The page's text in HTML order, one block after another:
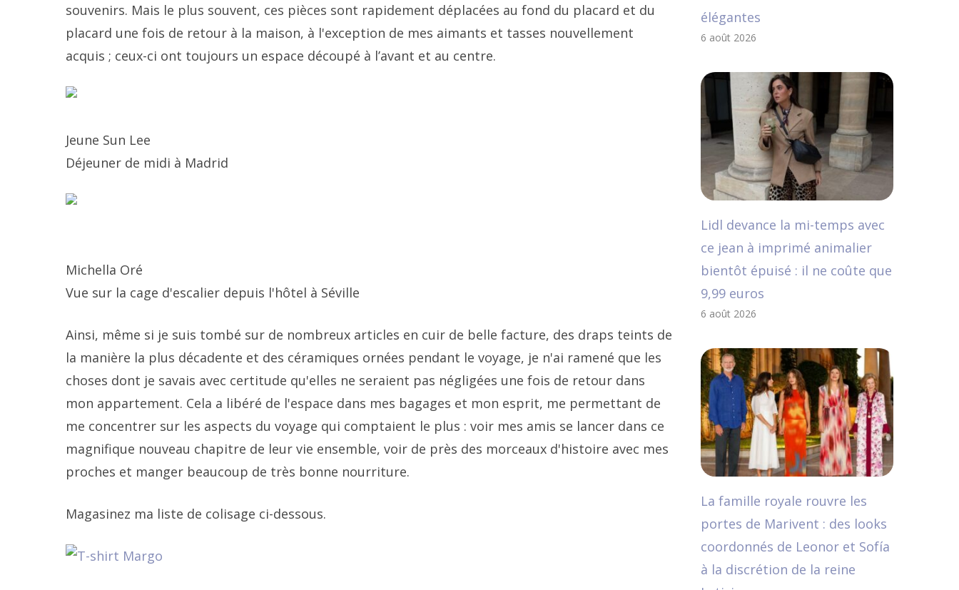
souvenirs. Mais le plus souvent, ces pièces sont rapidement déplacées au fond du placard et du
placard une fois de retour à la maison, à l'exception de mes aimants et tasses nouvellement
acquis ; ceux-ci ont toujours un espace découpé à l’avant et au centre.
Jeune Sun Lee
Déjeuner de midi à Madrid
Michella Oré
Vue sur la cage d'escalier depuis l'hôtel à Séville
Ainsi, même si je suis tombé sur de nombreux articles en cuir de belle facture, des draps teints de
la manière la plus décadente et des céramiques ornées pendant le voyage, je n'ai ramené que les
choses dont je savais avec certitude qu'elles ne seraient pas négligées une fois de retour dans
mon appartement. Cela a libéré de l'espace dans mes bagages et mon esprit, me permettant de
me concentrer sur les aspects du voyage qui comptaient le plus : voir mes amis se lancer dans ce
magnifique nouveau chapitre de leur vie ensemble, voir de près des morceaux d'histoire avec mes
proches et manger beaucoup de très bonne nourriture.
Magasinez ma liste de colisage ci-dessous.
élégantes
6 août 2026
Lidl devance la mi-temps avec
ce jean à imprimé animalier
bientôt épuisé : il ne coûte que
9,99 euros
6 août 2026
La famille royale rouvre les
portes de Marivent : des looks
coordonnés de Leonor et Sofía
à la discrétion de la reine